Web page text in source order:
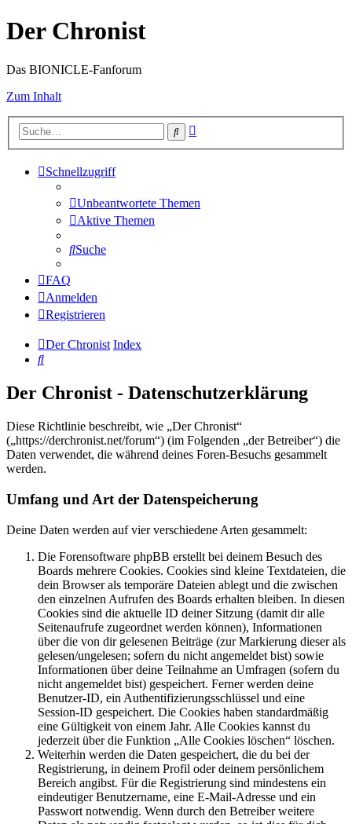
Der Chronist
Das BIONICLE-Fanforum
Zum Inhalt
Suche
Schnellzugriff
Unbeantwortete Themen
Aktive Themen
Suche
FAQ
Anmelden
Registrieren
Der Chronist Index
Suche
Der Chronist - Datenschutzerklärung
Diese Richtlinie beschreibt, wie „Der Chronist“
(„https://derchronist.net/forum“) (im Folgenden „der Betreiber“) die
Daten verwendet, die während deines Foren-Besuchs gesammelt
werden.
Umfang und Art der Datenspeicherung
Deine Daten werden auf vier verschiedene Arten gesammelt:
Die Forensoftware phpBB erstellt bei deinem Besuch des
Boards mehrere Cookies. Cookies sind kleine Textdateien, die
dein Browser als temporäre Dateien ablegt und die zwischen
den einzelnen Aufrufen des Boards erhalten bleiben. In diesen
Cookies sind die aktuelle ID deiner Sitzung (damit dir alle
Seitenaufrufe zugeordnet werden können), Informationen
über die von dir gelesenen Beiträge (zur Markierung dieser als
gelesen/ungelesen; sofern du nicht angemeldet bist) sowie
Informationen über deine Teilnahme an Umfragen (sofern du
nicht angemeldet bist) gespeichert. Ferner werden deine
Benutzer-ID, ein Authentifizierungsschlüssel und eine
Session-ID gespeichert. Die Cookies haben standardmäßig
eine Gültigkeit von einem Jahr. Alle Cookies kannst du
jederzeit über die Funktion „Alle Cookies löschen“ löschen.
Weiterhin werden die Daten gespeichert, die du bei der
Registrierung, in deinem Profil oder deinem persönlichem
Bereich angibst. Für die Registrierung sind mindestens ein
eindeutiger Benutzername, eine E-Mail-Adresse und ein
Passwort notwendig. Wenn durch den Betreiber weitere